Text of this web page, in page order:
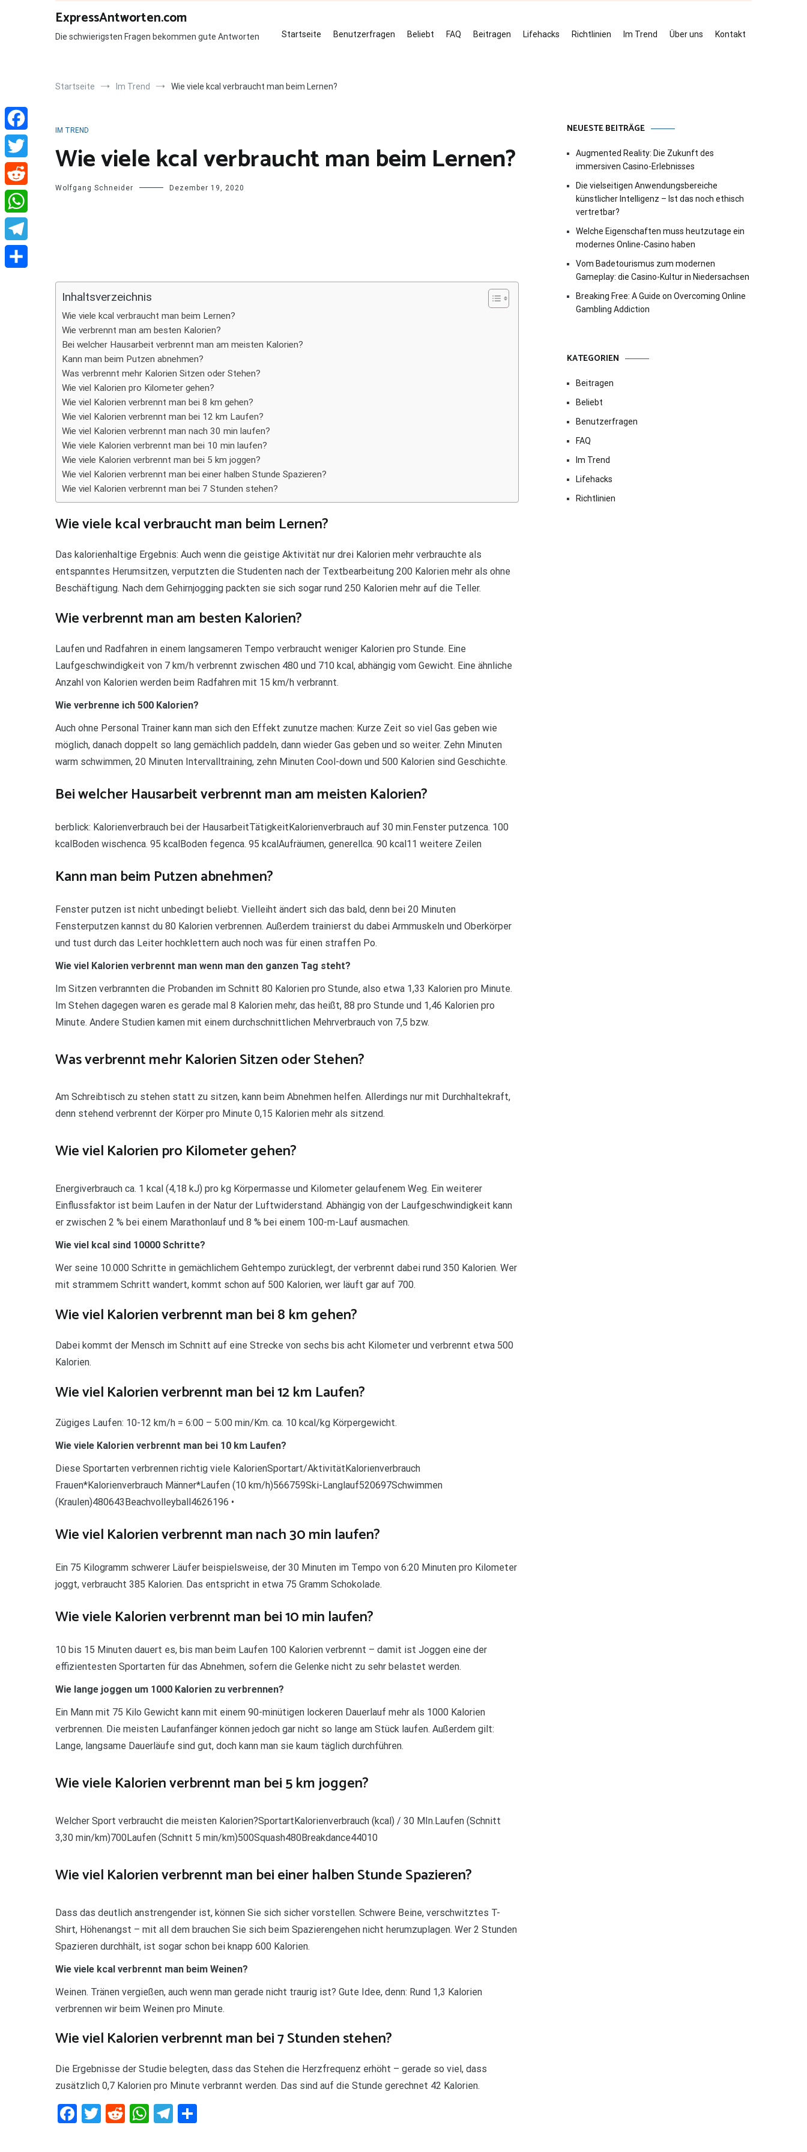
ExpressAntworten.com
Die schwierigsten Fragen bekommen gute Antworten Startseite Benutzerfragen Beliebt FAQ Beitragen Lifehacks Richtlinien Im Trend Über uns Kontakt
Startseite Im Trend Wie viele kcal verbraucht man beim Lernen?
IM TREND
Wie viele kcal verbraucht man beim Lernen?
Wolfgang Schneider Dezember 19, 2020
Inhaltsverzeichnis
Wie viele kcal verbraucht man beim Lernen?
Wie verbrennt man am besten Kalorien?
Bei welcher Hausarbeit verbrennt man am meisten Kalorien?
Kann man beim Putzen abnehmen?
Was verbrennt mehr Kalorien Sitzen oder Stehen?
Wie viel Kalorien pro Kilometer gehen?
Wie viel Kalorien verbrennt man bei 8 km gehen?
Wie viel Kalorien verbrennt man bei 12 km Laufen?
Wie viel Kalorien verbrennt man nach 30 min laufen?
Wie viele Kalorien verbrennt man bei 10 min laufen?
Wie viele Kalorien verbrennt man bei 5 km joggen?
Wie viel Kalorien verbrennt man bei einer halben Stunde Spazieren?
Wie viel Kalorien verbrennt man bei 7 Stunden stehen?
Wie viele kcal verbraucht man beim Lernen?
Das kalorienhaltige Ergebnis: Auch wenn die geistige Aktivität nur drei Kalorien mehr verbrauchte als
entspanntes Herumsitzen, verputzten die Studenten nach der Textbearbeitung 200 Kalorien mehr als ohne
Beschäftigung. Nach dem Gehirnjogging packten sie sich sogar rund 250 Kalorien mehr auf die Teller.
Wie verbrennt man am besten Kalorien?
Laufen und Radfahren in einem langsameren Tempo verbraucht weniger Kalorien pro Stunde. Eine
Laufgeschwindigkeit von 7 km/h verbrennt zwischen 480 und 710 kcal, abhängig vom Gewicht. Eine ähnliche
Anzahl von Kalorien werden beim Radfahren mit 15 km/h verbrannt.
Wie verbrenne ich 500 Kalorien?
Auch ohne Personal Trainer kann man sich den Effekt zunutze machen: Kurze Zeit so viel Gas geben wie
möglich, danach doppelt so lang gemächlich paddeln, dann wieder Gas geben und so weiter. Zehn Minuten
warm schwimmen, 20 Minuten Intervalltraining, zehn Minuten Cool-down und 500 Kalorien sind Geschichte.
Bei welcher Hausarbeit verbrennt man am meisten Kalorien?
berblick: Kalorienverbrauch bei der HausarbeitTätigkeitKalorienverbrauch auf 30 min.Fenster putzenca. 100
kcalBoden wischenca. 95 kcalBoden fegenca. 95 kcalAufräumen, generellca. 90 kcal11 weitere Zeilen
Kann man beim Putzen abnehmen?
Fenster putzen ist nicht unbedingt beliebt. Vielleiht ändert sich das bald, denn bei 20 Minuten
Fensterputzen kannst du 80 Kalorien verbrennen. Außerdem trainierst du dabei Armmuskeln und Oberkörper
und tust durch das Leiter hochklettern auch noch was für einen straffen Po.
Wie viel Kalorien verbrennt man wenn man den ganzen Tag steht?
Im Sitzen verbrannten die Probanden im Schnitt 80 Kalorien pro Stunde, also etwa 1,33 Kalorien pro Minute.
Im Stehen dagegen waren es gerade mal 8 Kalorien mehr, das heißt, 88 pro Stunde und 1,46 Kalorien pro
Minute. Andere Studien kamen mit einem durchschnittlichen Mehrverbrauch von 7,5 bzw.
Was verbrennt mehr Kalorien Sitzen oder Stehen?
Am Schreibtisch zu stehen statt zu sitzen, kann beim Abnehmen helfen. Allerdings nur mit Durchhaltekraft,
denn stehend verbrennt der Körper pro Minute 0,15 Kalorien mehr als sitzend.
Wie viel Kalorien pro Kilometer gehen?
Energiverbrauch ca. 1 kcal (4,18 kJ) pro kg Körpermasse und Kilometer gelaufenem Weg. Ein weiterer
Einflussfaktor ist beim Laufen in der Natur der Luftwiderstand. Abhängig von der Laufgeschwindigkeit kann
er zwischen 2 % bei einem Marathonlauf und 8 % bei einem 100-m-Lauf ausmachen.
Wie viel kcal sind 10000 Schritte?
Wer seine 10.000 Schritte in gemächlichem Gehtempo zurücklegt, der verbrennt dabei rund 350 Kalorien. Wer
mit strammem Schritt wandert, kommt schon auf 500 Kalorien, wer läuft gar auf 700.
Wie viel Kalorien verbrennt man bei 8 km gehen?
Dabei kommt der Mensch im Schnitt auf eine Strecke von sechs bis acht Kilometer und verbrennt etwa 500
Kalorien.
Wie viel Kalorien verbrennt man bei 12 km Laufen?
Zügiges Laufen: 10-12 km/h = 6:00 – 5:00 min/Km. ca. 10 kcal/kg Körpergewicht.
Wie viele Kalorien verbrennt man bei 10 km Laufen?
Diese Sportarten verbrennen richtig viele KalorienSportart/AktivitätKalorienverbrauch
Frauen*Kalorienverbrauch Männer*Laufen (10 km/h)566759Ski-Langlauf520697Schwimmen
(Kraulen)480643Beachvolleyball4626196 •
Wie viel Kalorien verbrennt man nach 30 min laufen?
Ein 75 Kilogramm schwerer Läufer beispielsweise, der 30 Minuten im Tempo von 6:20 Minuten pro Kilometer
joggt, verbraucht 385 Kalorien. Das entspricht in etwa 75 Gramm Schokolade.
Wie viele Kalorien verbrennt man bei 10 min laufen?
10 bis 15 Minuten dauert es, bis man beim Laufen 100 Kalorien verbrennt – damit ist Joggen eine der
effizientesten Sportarten für das Abnehmen, sofern die Gelenke nicht zu sehr belastet werden.
Wie lange joggen um 1000 Kalorien zu verbrennen?
Ein Mann mit 75 Kilo Gewicht kann mit einem 90-minütigen lockeren Dauerlauf mehr als 1000 Kalorien
verbrennen. Die meisten Laufanfänger können jedoch gar nicht so lange am Stück laufen. Außerdem gilt:
Lange, langsame Dauerläufe sind gut, doch kann man sie kaum täglich durchführen.
Wie viele Kalorien verbrennt man bei 5 km joggen?
Welcher Sport verbraucht die meisten Kalorien?SportartKalorienverbrauch (kcal) / 30 MIn.Laufen (Schnitt
3,30 min/km)700Laufen (Schnitt 5 min/km)500Squash480Breakdance44010
Wie viel Kalorien verbrennt man bei einer halben Stunde Spazieren?
Dass das deutlich anstrengender ist, können Sie sich sicher vorstellen. Schwere Beine, verschwitztes T-
Shirt, Höhenangst – mit all dem brauchen Sie sich beim Spazierengehen nicht herumzuplagen. Wer 2 Stunden
Spazieren durchhält, ist sogar schon bei knapp 600 Kalorien.
Wie viele kcal verbrennt man beim Weinen?
Weinen. Tränen vergießen, auch wenn man gerade nicht traurig ist? Gute Idee, denn: Rund 1,3 Kalorien
verbrennen wir beim Weinen pro Minute.
Wie viel Kalorien verbrennt man bei 7 Stunden stehen?
Die Ergebnisse der Studie belegten, dass das Stehen die Herzfrequenz erhöht – gerade so viel, dass
zusätzlich 0,7 Kalorien pro Minute verbrannt werden. Das sind auf die Stunde gerechnet 42 Kalorien.
Facebook
Twitter
RedditWhatsApp
Telegram
NEUESTE BEITRÄGE
Augmented Reality: Die Zukunft des
immersiven Casino-Erlebnisses
Die vielseitigen Anwendungsbereiche
künstlicher Intelligenz – Ist das noch ethisch
vertretbar?
Welche Eigenschaften muss heutzutage ein
modernes Online-Casino haben
Vom Badetourismus zum modernen
Gameplay: die Casino-Kultur in Niedersachsen
Breaking Free: A Guide on Overcoming Online
Gambling Addiction
KATEGORIEN
Beitragen
Beliebt
Benutzerfragen
FAQ
Im Trend
Lifehacks
Richtlinien
Facebook
Twitter
Reddit
WhatsApp
Telegram